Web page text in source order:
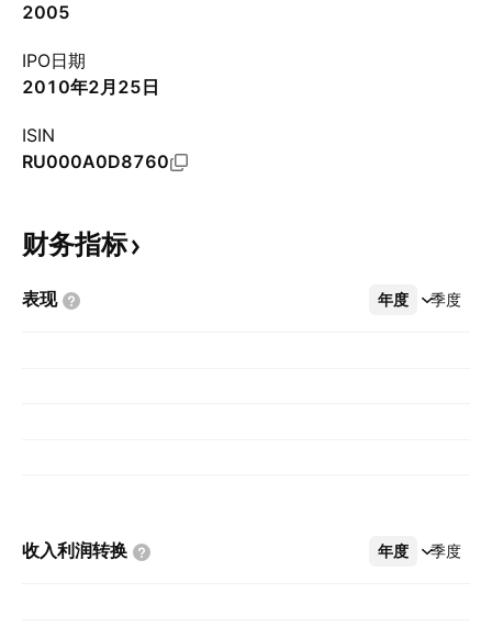
2005
IPO日期
2010年2月25日
ISIN
RU000A0D8760
财务指标
表现 年度 季度
更多
收入利润转换 年度 季度
更多